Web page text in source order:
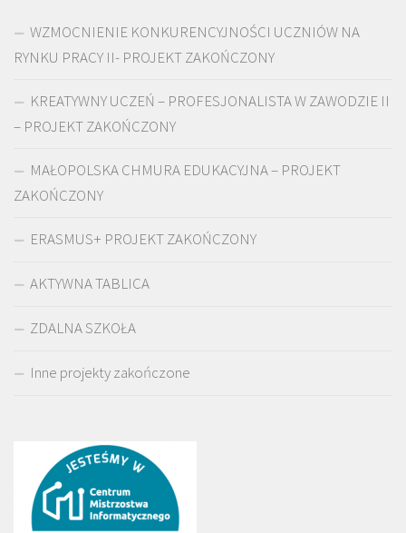
WZMOCNIENIE KONKURENCYJNOŚCI UCZNIÓW NA
RYNKU PRACY II- PROJEKT ZAKOŃCZONY
KREATYWNY UCZEŃ – PROFESJONALISTA W ZAWODZIE II
– PROJEKT ZAKOŃCZONY
MAŁOPOLSKA CHMURA EDUKACYJNA – PROJEKT
ZAKOŃCZONY
ERASMUS+ PROJEKT ZAKOŃCZONY
AKTYWNA TABLICA
ZDALNA SZKOŁA
Inne projekty zakończone